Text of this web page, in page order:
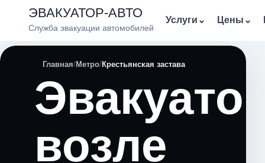
ЭВАКУАТОР-АВТО
Служба эвакуации автомобилей
Услуги ⌄ Цены ⌄
Главная Метро Крестьянская застава
возле